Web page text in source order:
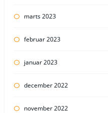
marts 2023
februar 2023
januar 2023
december 2022
november 2022